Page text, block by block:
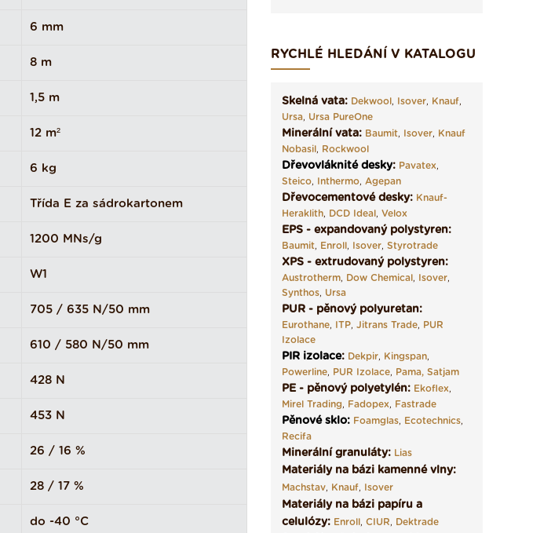
6 mm
8 m
1,5 m
12 m²
6 kg
Třída E za sádrokartonem
1200 MNs/g
W1
705 / 635 N/50 mm
610 / 580 N/50 mm
428 N
453 N
26 / 16 %
28 / 17 %
do -40 °C
RYCHLÉ HLEDÁNÍ V KATALOGU
Skelná vata: Dekwool, Isover, Knauf,
Ursa, Ursa PureOne
Minerální vata: Baumit, Isover, Knauf
Nobasil, Rockwool
Dřevovláknité desky: Pavatex,
Steico, Inthermo, Agepan
Dřevocementové desky: Knauf-
Heraklith, DCD Ideal, Velox
EPS - expandovaný polystyren:
Baumit, Enroll, Isover, Styrotrade
XPS - extrudovaný polystyren:
Austrotherm, Dow Chemical, Isover,
Synthos, Ursa
PUR - pěnový polyuretan:
Eurothane, ITP, Jitrans Trade, PUR
Izolace
PIR izolace: Dekpir, Kingspan,
Powerline, PUR Izolace, Pama, Satjam
PE - pěnový polyetylén: Ekoflex,
Mirel Trading, Fadopex, Fastrade
Pěnové sklo: Foamglas, Ecotechnics,
Recifa
Minerální granuláty: Lias
Materiály na bázi kamenné vlny:
Machstav, Knauf, Isover
Materiály na bázi papíru a
celulózy: Enroll, CIUR, Dektrade